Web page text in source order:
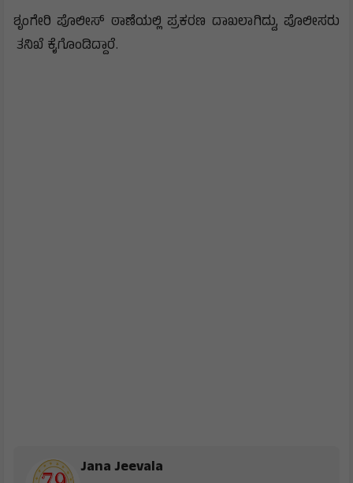
ಶೃಂಗೇರಿ ಪೊಲೀಸ್ ಠಾಣೆಯಲ್ಲಿ ಪ್ರಕರಣ ದಾಖಲಾಗಿದ್ದು, ಪೊಲೀಸರು
ತನಿಖೆ ಕೈಗೊಂಡಿದ್ದಾರೆ.
Jana Jeevala